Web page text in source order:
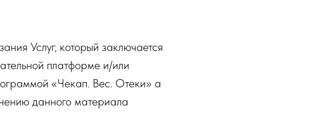
Услуг, который заключается
платформе и/или
«Чекап. Вес. Отеки» а
данного материала